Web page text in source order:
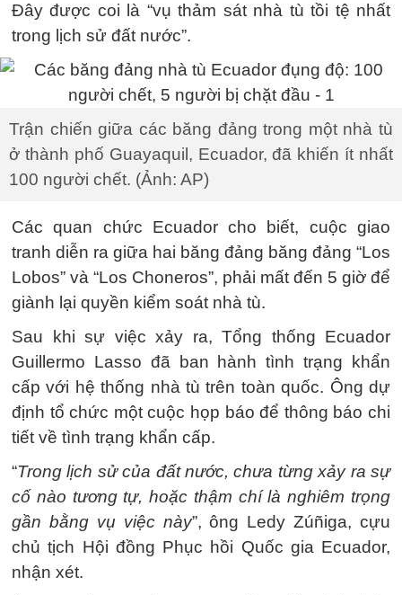
Đây được coi là “vụ thảm sát nhà tù tồi tệ nhất
trong lịch sử đất nước”.
Trận chiến giữa các băng đảng trong một nhà tù
ở thành phố Guayaquil, Ecuador, đã khiến ít nhất
100 người chết. (Ảnh: AP)
Các quan chức Ecuador cho biết, cuộc giao
tranh diễn ra giữa hai băng đảng băng đảng “Los
Lobos” và “Los Choneros”, phải mất đến 5 giờ để
giành lại quyền kiểm soát nhà tù.
Sau khi sự việc xảy ra, Tổng thống Ecuador
Guillermo Lasso đã ban hành tình trạng khẩn
cấp với hệ thống nhà tù trên toàn quốc. Ông dự
định tổ chức một cuộc họp báo để thông báo chi
tiết về tình trạng khẩn cấp.
“Trong lịch sử của đất nước, chưa từng xảy ra sự
cố nào tương tự, hoặc thậm chí là nghiêm trọng
gần bằng vụ việc này”, ông Ledy Zúñiga, cựu
chủ tịch Hội đồng Phục hồi Quốc gia Ecuador,
nhận xét.